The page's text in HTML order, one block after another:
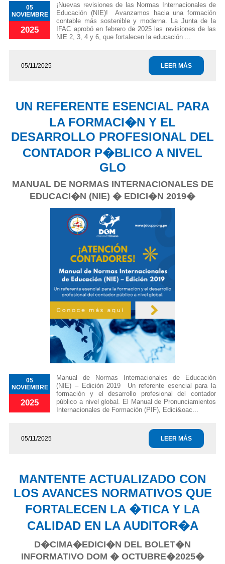
05
NOVIEMBRE
2025
¡Nuevas revisiones de las Normas Internacionales de
Educación (NIE)! Avanzamos hacia una formación
contable más sostenible y moderna. La Junta de la
IFAC aprobó en febrero de 2025 las revisiones de las
NIE 2, 3, 4 y 6, que fortalecen la educación ...
05/11/2025 LEER MÁS
UN REFERENTE ESENCIAL PARA
LA FORMACI�N Y EL
DESARROLLO PROFESIONAL DEL
CONTADOR P�BLICO A NIVEL
GLO
MANUAL DE NORMAS INTERNACIONALES DE
EDUCACI�N (NIE) � EDICI�N 2019�
05
NOVIEMBRE
2025
Manual de Normas Internacionales de Educación
(NIE) – Edición 2019 Un referente esencial para la
formación y el desarrollo profesional del contador
público a nivel global. El Manual de Pronunciamientos
Internacionales de Formación (PIF), Edici&oac...
05/11/2025 LEER MÁS
MANTENTE ACTUALIZADO CON
LOS AVANCES NORMATIVOS QUE
FORTALECEN LA �TICA Y LA
CALIDAD EN LA AUDITOR�A
D�CIMA�EDICI�N DEL BOLET�N
INFORMATIVO DOM � OCTUBRE�2025�